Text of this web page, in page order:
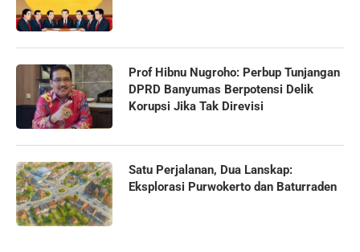
Prof Hibnu Nugroho: Perbup Tunjangan
DPRD Banyumas Berpotensi Delik
Korupsi Jika Tak Direvisi
Satu Perjalanan, Dua Lanskap:
Eksplorasi Purwokerto dan Baturraden